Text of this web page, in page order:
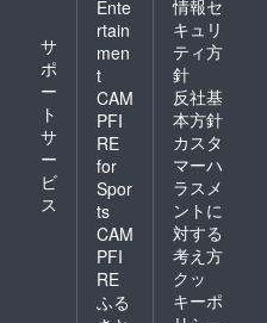
サ
ポ
ー
ト
サ
ー
ビ
ス
Ente
rtain
men
t
CAM
PFI
RE
for
Spor
ts
CAM
PFI
RE
ふる
情報セ
キュリ
ティ方
針
反社基
本方針
カスタ
マーハ
ラスメ
ントに
対する
考え方
クッ
キーポ